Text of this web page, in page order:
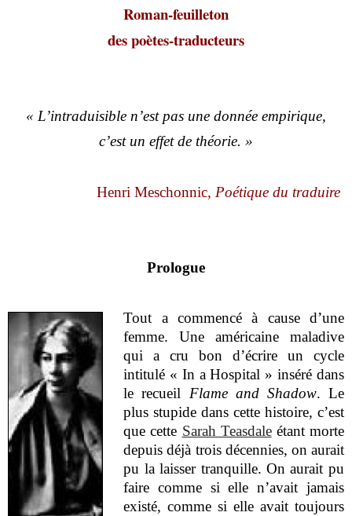
Roman-feuilleton
des poètes-traducteurs
« L’intraduisible n’est pas une donnée empirique,
c’est un effet de théorie. »
Henri Meschonnic, Poétique du traduire
Prologue
Tout a commencé à cause d’une
femme. Une américaine maladive
qui a cru bon d’écrire un cycle
intitulé « In a Hospital » inséré dans
le recueil Flame and Shadow. Le
plus stupide dans cette histoire, c’est
que cette Sarah Teasdaleétant morte
depuis déjà trois décennies, on aurait
pu la laisser tranquille. On aurait pu
faire comme si elle n’avait jamais
existé, comme si elle avait toujours